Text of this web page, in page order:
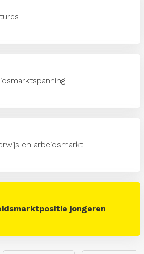
en arbeidsmarkt
jongeren